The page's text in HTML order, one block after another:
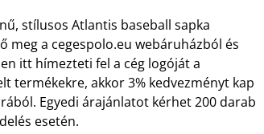
stílusos Atlantis baseball sapka
meg a cegespolo.eu webáruházból és
itt hímezteti fel a cég logóját a
termékekre, akkor 3% kedvezményt kap
Egyedi árajánlatot kérhet 200 darab
esetén.